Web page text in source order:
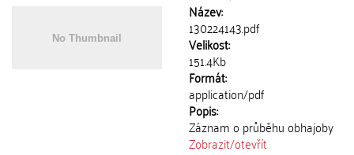
Název:
130224143.pdf
Velikost:
151.4Kb
Formát:
application/pdf
Popis:
Záznam o průběhu obhajoby
Zobrazit/otevřít